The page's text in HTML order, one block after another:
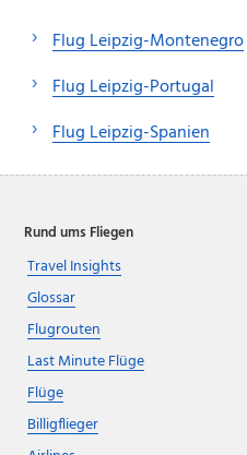
Flug Leipzig-Montenegro
Flug Leipzig-Portugal
Flug Leipzig-Spanien